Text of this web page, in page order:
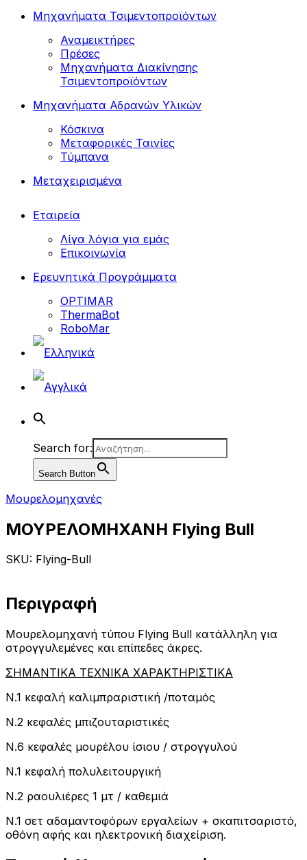
Μηχανήματα Τσιμεντοπροϊόντων
Αναμεικτήρες
Πρέσες
Μηχανήματα Διακίνησης
Τσιμεντοπροϊόντων
Μηχανήματα Αδρανών Υλικών
Κόσκινα
Μεταφορικές Ταινίες
Τύμπανα
Μεταχειρισμένα
Εταιρεία
Λίγα λόγια για εμάς
Επικοινωνία
Ερευνητικά Προγράμματα
OPTIMAR
ThermaBot
RoboMar
Search for:
Search Button
Μουρελομηχανές
ΜΟΥΡΕΛΟΜΗΧΑΝΗ Flying Bull
SKU: Flying-Bull
Περιγραφή
Μουρελομηχανή τύπου Flying Bull κατάλληλη για
στρογγυλεμένες και επίπεδες άκρες.
ΣΗΜΑΝΤΙΚΑ ΤΕΧΝΙΚΑ ΧΑΡΑΚΤΗΡΙΣΤΙΚΑ
Ν.1 κεφαλή καλιμπραριστική /ποταμός
Ν.2 κεφαλές μπιζουταριστικές
Ν.6 κεφαλές μουρέλου ίσιου / στρογγυλού
Ν.1 κεφαλή πολυλειτουργική
Ν.2 ραουλιέρες 1 μτ / καθεμιά
Ν.1 σετ αδαμαντοφόρων εργαλείων + σκαπιτσαριστό,
οθόνη αφής και ηλεκτρονική διαχείριση.